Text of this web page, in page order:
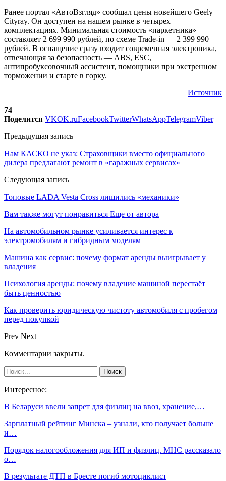
Ранее портал «АвтоВзгляд» сообщал цены новейшего Geely
Cityray. Он доступен на нашем рынке в четырех
комплектациях. Минимальная стоимость «паркетника»
составляет 2 699 990 рублей, по схеме Trade-in — 2 399 990
рублей. В оснащение сразу входит современная электроника,
отвечающая за безопасность — ABS, ESС,
антипробуксовочный ассистент, помощники при экстренном
торможении и старте в горку.
Источник
74
Поделится VKOK.ruFacebookTwitterWhatsAppTelegramViber
Предыдущая запись
Нам КАСКО не указ: Страховщики вместо официального
дилера предлагают ремонт в «гаражных сервисах»
Следующая запись
Топовые LADA Vesta Cross лишились «механики»
Вам также могут понравиться Еще от автора
На автомобильном рынке усиливается интерес к
электромобилям и гибридным моделям
Машина как сервис: почему формат аренды выигрывает у
владения
Психология аренды: почему владение машиной перестаёт
быть ценностью
Как проверить юридическую чистоту автомобиля с пробегом
перед покупкой
Prev Next
Комментарии закрыты.
Интересное:
В Беларуси ввели запрет для физлиц на ввоз, хранение,…
Зарплатный рейтинг Минска – узнали, кто получает больше
и…
Порядок налогообложения для ИП и физлиц. МНС рассказало
о…
В результате ДТП в Бресте погиб мотоциклист